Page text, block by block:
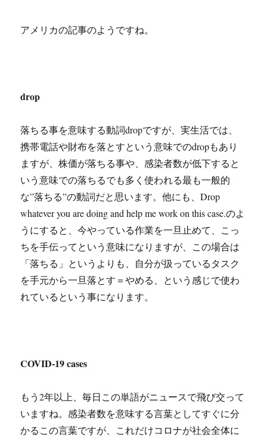
アメリカの記事のようですね。
drop
落ちる事を意味する動詞dropですが、実生活では、
携帯電話や財布を落とすという意味でのdropもあり
ますが、株価が落ちる事や、感染者数が低下すると
いう意味での落ちるでも多く使われる最も一般的
な”落ちる”の動詞だと思います。他にも、Drop
whatever you are doing and help me work on this case.のよ
うにすると、今やっている作業を一旦止めて、こっ
ちを手伝ってという意味になりますが、この場合は
「落ちる」というよりも、自分が扱っているタスク
を手元から一旦落とす＝やめる、という感じで使わ
れているという事になります。
COVID-19 cases
もう2年以上、毎日この単語がニュースで飛び交って
いますね。感染者数を意味する言葉としてすぐに分
かるこの言葉ですが、これだけコロナが社会全体に